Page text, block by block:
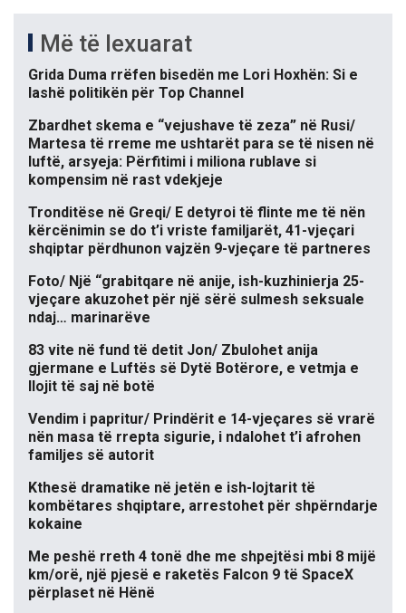
Më të lexuarat
Grida Duma rrëfen bisedën me Lori Hoxhën: Si e
lashë politikën për Top Channel
Zbardhet skema e “vejushave të zeza” në Rusi/
Martesa të rreme me ushtarët para se të nisen në
luftë, arsyeja: Përfitimi i miliona rublave si
kompensim në rast vdekjeje
Tronditëse në Greqi/ E detyroi të flinte me të nën
kërcënimin se do t’i vriste familjarët, 41-vjeçari
shqiptar përdhunon vajzën 9-vjeçare të partneres
Foto/ Një “grabitqare në anije, ish-kuzhinierja 25-
vjeçare akuzohet për një sërë sulmesh seksuale
ndaj… marinarëve
83 vite në fund të detit Jon/ Zbulohet anija
gjermane e Luftës së Dytë Botërore, e vetmja e
llojit të saj në botë
Vendim i papritur/ Prindërit e 14-vjeçares së vrarë
nën masa të rrepta sigurie, i ndalohet t’i afrohen
familjes së autorit
Kthesë dramatike në jetën e ish-lojtarit të
kombëtares shqiptare, arrestohet për shpërndarje
kokaine
Me peshë rreth 4 tonë dhe me shpejtësi mbi 8 mijë
km/orë, një pjesë e raketës Falcon 9 të SpaceX
përplaset në Hënë